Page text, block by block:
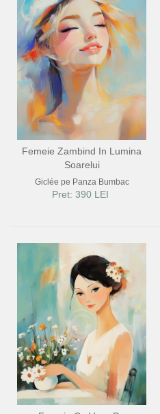
Femeie Zambind In Lumina
Soarelui
Giclée pe Panza Bumbac
Pret: 390 LEI